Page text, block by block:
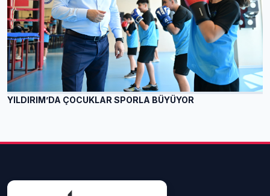
YILDIRIM’DA ÇOCUKLAR SPORLA BÜYÜYOR